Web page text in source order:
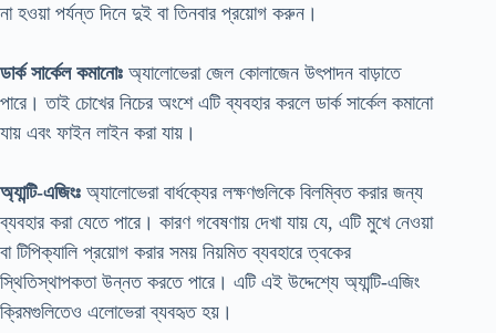
না হওয়া পর্যন্ত দিনে দুই বা তিনবার প্রয়োগ করুন।
ডার্ক সার্কেল কমানোঃ অ্যালোভেরা জেল কোলাজেন উৎপাদন বাড়াতে
পারে। তাই চোখের নিচের অংশে এটি ব্যবহার করলে ডার্ক সার্কেল কমানো
যায় এবং ফাইন লাইন করা যায়।
অ্যান্টি-এজিংঃ অ্যালোভেরা বার্ধক্যের লক্ষণগুলিকে বিলম্বিত করার জন্য
ব্যবহার করা যেতে পারে। কারণ গবেষণায় দেখা যায় যে, এটি মুখে নেওয়া
বা টিপিক্যালি প্রয়োগ করার সময় নিয়মিত ব্যবহারে ত্বকের
স্থিতিস্থাপকতা উন্নত করতে পারে। এটি এই উদ্দেশ্যে অ্যান্টি-এজিং
ক্রিমগুলিতেও এলোভেরা ব্যবহৃত হয়।